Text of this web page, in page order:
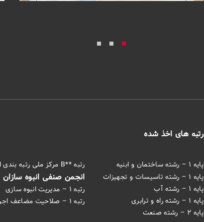
رتبه های اخذ شده
پایه ۱ – رشته ساختمان و ابنیه
پایه ۱ – رشته تاسیسات و تجهیزات
پایه ۱ – رشته آب
پایه ۱ – رشته راه و ترابری
پایه ۲ – رشته صنعت
رتبه **B مرکز ملی رتبه بندی اتاق ایران
انجمن صنفی انبوه
رتبه ۱ – مدیریت انبوه سازی
رتبه ۱ – صلاحیت مضاعف اجرایی